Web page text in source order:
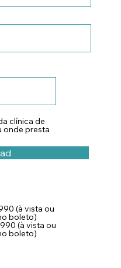
clínica de
onde presta
(à vista ou
boleto)
(à vista ou
boleto)